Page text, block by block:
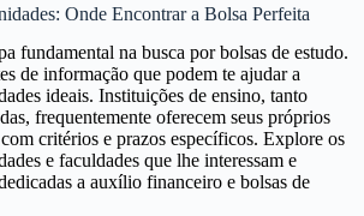
Onde Encontrar a Bolsa Perfeita
fundamental na busca por bolsas de estudo.
de informação que podem te ajudar a
ideais. Instituições de ensino, tanto
frequentemente oferecem seus próprios
critérios e prazos específicos. Explore os
e faculdades que lhe interessam e
a auxílio financeiro e bolsas de